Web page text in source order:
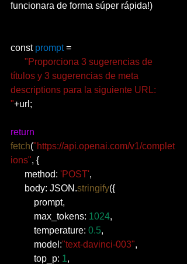
funcionara de forma súper rápida!)
const prompt =
"Proporciona 3 sugerencias de
títulos y 3 sugerencias de meta
descriptions para la siguiente URL:
"+url;
return
fetch("https://api.openai.com/v1/complet
ions", {
      method:
'POST',
      body: JSON.
stringify({
          prompt,
          max_tokens:
1024,
          temperature:
0.5,
          model:
"text-davinci-003",
          top_p:
1,